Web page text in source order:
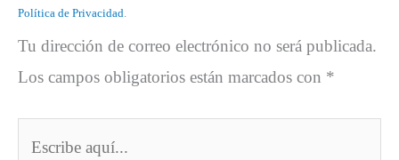
Política de Privacidad.
Tu dirección de correo electrónico no será publicada.
Los campos obligatorios están marcados con *